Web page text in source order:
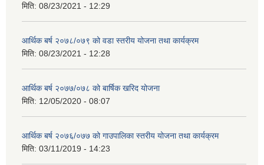
मिति: 08/23/2021 - 12:29
आर्थिक बर्ष २०७८/०७९ को वडा स्तरीय योजना तथा कार्यक्रम
मिति: 08/23/2021 - 12:28
आर्थिक बर्ष २०७७/०७८ को बार्षिक खरिद योजना
मिति: 12/05/2020 - 08:07
आर्थिक बर्ष २०७६/०७७ को गाउपालिका स्तरीय योजना तथा कार्यक्रम
मिति: 03/11/2019 - 14:23